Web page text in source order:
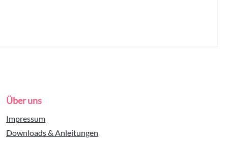
Über uns
Impressum
Downloads & Anleitungen